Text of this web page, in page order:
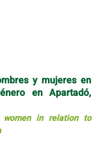
y mujeres en
en Apartadó,
women in relation to